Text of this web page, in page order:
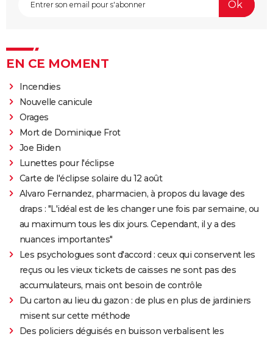
EN CE MOMENT
Incendies
Nouvelle canicule
Orages
Mort de Dominique Frot
Joe Biden
Lunettes pour l'éclipse
Carte de l'éclipse solaire du 12 août
Alvaro Fernandez, pharmacien, à propos du lavage des
draps : "L'idéal est de les changer une fois par semaine, ou
au maximum tous les dix jours. Cependant, il y a des
nuances importantes"
Les psychologues sont d'accord : ceux qui conservent les
reçus ou les vieux tickets de caisses ne sont pas des
accumulateurs, mais ont besoin de contrôle
Du carton au lieu du gazon : de plus en plus de jardiniers
misent sur cette méthode
Des policiers déguisés en buisson verbalisent les